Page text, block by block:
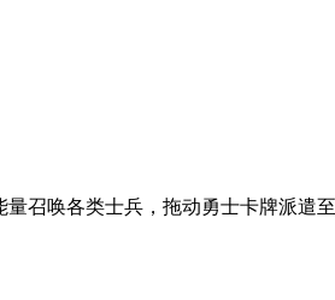
召唤各类士兵，拖动勇士卡牌派遣